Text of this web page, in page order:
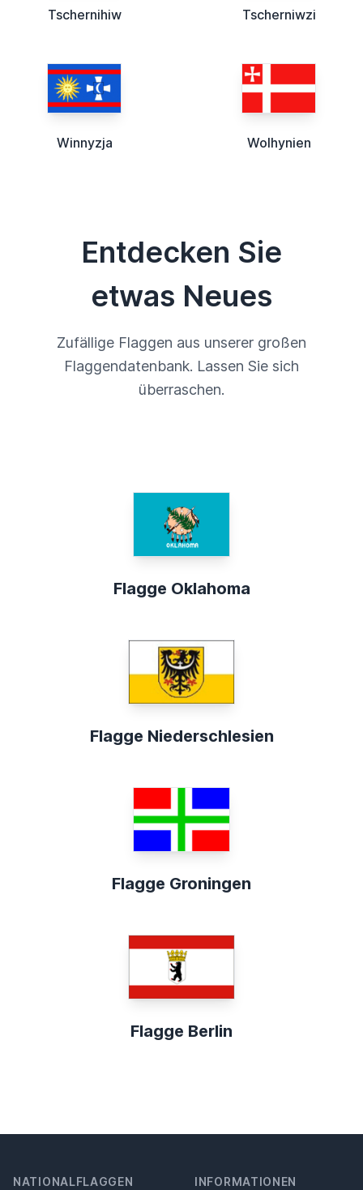
Tschernihiw Tscherniwzi
Winnyzja Wolhynien
Entdecken Sie
etwas Neues
Zufällige Flaggen aus unserer großen
Flaggendatenbank. Lassen Sie sich
überraschen.
Flagge Oklahoma
Flagge Niederschlesien
Flagge Groningen
Flagge Berlin
NATIONALFLAGGEN INFORMATIONEN